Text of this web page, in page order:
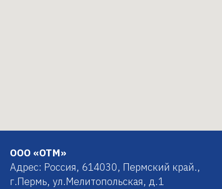
ООО «ОТМ»
Адрес: Россия, 614030, Пермский край.,
г.Пермь, ул.Мелитопольская, д.1